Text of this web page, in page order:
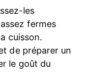
les
fermes
cuisson.
de préparer un
le goût du